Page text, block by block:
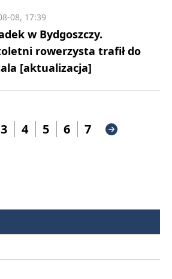
w Bydgoszczy.
rowerzysta trafił do
[aktualizacja]
08, 17:39
3 4 5 6 7